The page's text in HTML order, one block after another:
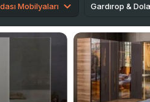
Mobilyaları Gardırop &